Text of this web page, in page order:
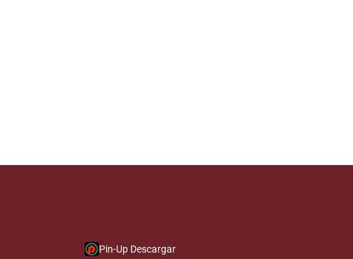
Pin-Up Descargar